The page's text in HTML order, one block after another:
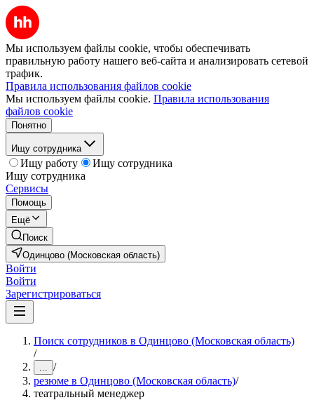
Мы используем файлы cookie, чтобы обеспечивать
правильную работу нашего веб-сайта и анализировать сетевой
трафик.
Правила использования файлов cookie
Мы используем файлы cookie. Правила использования
файлов cookie
Понятно
Ищу сотрудника
Ищу работу
Ищу сотрудника
Ищу сотрудника
Сервисы
Помощь
Ещё
Поиск
Одинцово (Московская область)
Войти
Войти
Зарегистрироваться
Поиск сотрудников в Одинцово (Московская область)
/
... /
резюме в Одинцово (Московская область)/
театральный менеджер